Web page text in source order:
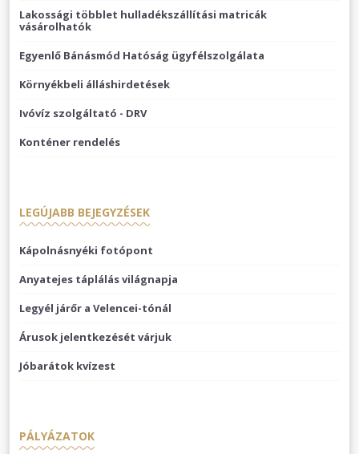
Lakossági többlet hulladékszállítási matricák
vásárolhatók
Egyenlő Bánásmód Hatóság ügyfélszolgálata
Környékbeli álláshirdetések
Ivóvíz szolgáltató - DRV
Konténer rendelés
LEGÚJABB BEJEGYZÉSEK
Kápolnásnyéki fotópont
Anyatejes táplálás világnapja
Legyél járőr a Velencei-tónál
Árusok jelentkezését várjuk
Jóbarátok kvízest
PÁLYÁZATOK